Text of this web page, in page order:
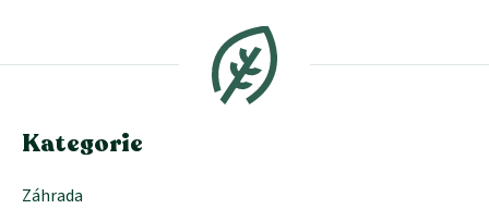
ä
Kategorie
Záhrada